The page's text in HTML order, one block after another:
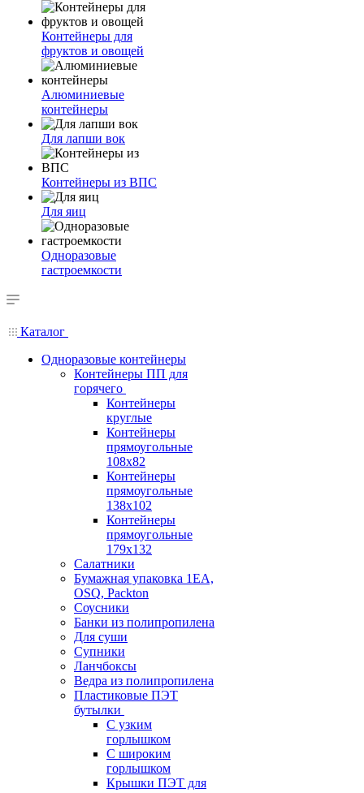
Контейнеры для
фруктов и овощей
Алюминиевые
контейнеры
Для лапши вок
Контейнеры из ВПС
Для яиц
Одноразовые
гастроемкости
Каталог
Одноразовые контейнеры
Контейнеры ПП для
горячего
Контейнеры
круглые
Контейнеры
прямоугольные
108х82
Контейнеры
прямоугольные
138х102
Контейнеры
прямоугольные
179х132
Салатники
Бумажная упаковка 1ЕА,
OSQ, Packton
Соусники
Банки из полипропилена
Для суши
Супники
Ланчбоксы
Ведра из полипропилена
Пластиковые ПЭТ
бутылки
С узким
горлышком
С широким
горлышком
Крышки ПЭТ для